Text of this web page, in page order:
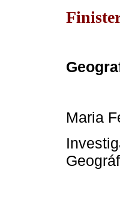
Maria